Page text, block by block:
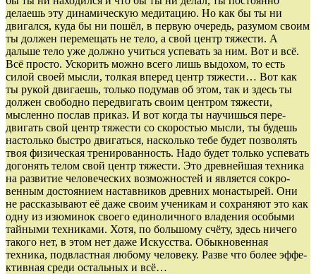
делаешь эту дина­мическую медитацию. Но как бы ты ни
двигался, куда бы ни пошёл, в первую очередь, разумом своим
ты должен перемещать не тело, а свой центр тяжести. А
дальше тело уже должно учиться успевать за ним. Вот и всё.
Всё просто. Ускорить можно всего лишь выдохом, то есть
силой своей мысли, толкая вперед центр тя­жести… Вот как
ты рукой двигаешь, только подумав об этом, так и здесь ты
должен свободно передвигать своим центром тяжести,
мысленно послав приказ. И вот когда ты научишься пере­
двигать свой центр тяжести со скоростью мысли, ты будешь
настолько быстро двигаться, насколько тебе будет позволять
твоя физическая трени­рован­ность. Надо будет только успевать
догонять телом свой центр тяжести. Это древнейшая техника
на развитие чело­веческих возможностей и является сокро­
венным достоянием наставников древних монастырей. Они
не рассказывают её даже своим уче­никам и сох­ра­няют это как
одну из изюминок своего еди­но­лич­ного владения особыми
тайными тех­никами. Хотя, по большому счёту, здесь ничего
тако­го нет, в этом нет даже Искусства. Обык­новенная
техника, под­вла­стная любому человеку. Разве что более эффе­
к­тивная среди остальных и всё…